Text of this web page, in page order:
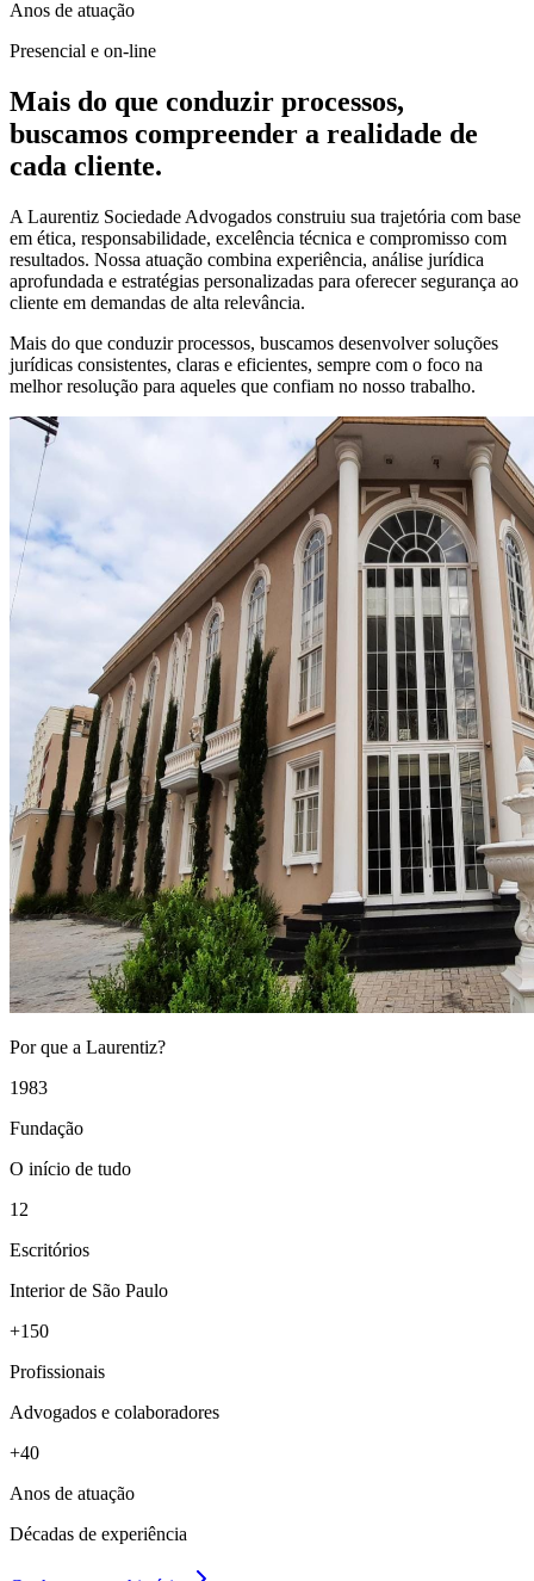
Anos de atuação
Presencial e on-line
Mais do que conduzir processos,
buscamos compreender a realidade de
cada cliente.
A Laurentiz Sociedade Advogados construiu sua trajetória com base
em ética, responsabilidade, excelência técnica e compromisso com
resultados. Nossa atuação combina experiência, análise jurídica
aprofundada e estratégias personalizadas para oferecer segurança ao
cliente em demandas de alta relevância.
Mais do que conduzir processos, buscamos desenvolver soluções
jurídicas consistentes, claras e eficientes, sempre com o foco na
melhor resolução para aqueles que confiam no nosso trabalho.
Por que a Laurentiz?
1983
Fundação
O início de tudo
12
Escritórios
Interior de São Paulo
+150
Profissionais
Advogados e colaboradores
+40
Anos de atuação
Décadas de experiência